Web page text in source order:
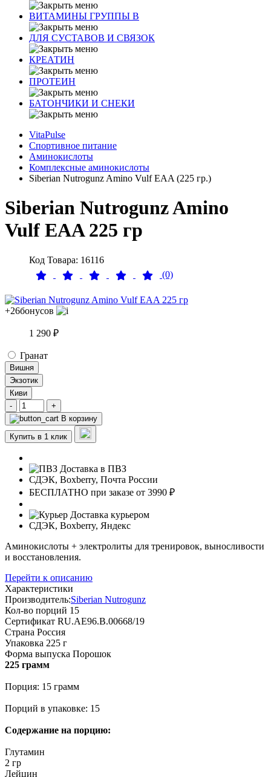
ВИТАМИНЫ ГРУППЫ В
ДЛЯ СУСТАВОВ И СВЯЗОК
КРЕАТИН
ПРОТЕИН
БАТОНЧИКИ И СНЕКИ
VitaPulse
Спортивное питание
Аминокислоты
Комплексные аминокислоты
Siberian Nutrogunz Amino Vulf EAA (225 гр.)
Siberian Nutrogunz Amino
Vulf EAA 225 гр
Код Товара: 16116
(0)
+26бонусов
1 290 ₽
Гранат
Вишня
Экзотик
Киви
-
+
В корзину
Купить в 1 клик
Доставка в ПВЗ
СДЭК, Boxberry, Почта России
БЕСПЛАТНО при заказе от 3990 ₽
Доставка курьером
СДЭК, Boxberry, Яндекс
Аминокислоты + электролиты для тренировок, выносливости
и восстановления.
Перейти к описанию
Характеристики
Производитель:Siberian Nutrogunz
Кол-во порций 15
Сертификат RU.АЕ96.В.00668/19
Страна Россия
Упаковка 225 г
Форма выпуска Порошок
225 грамм
Порция: 15 грамм
Порций в упаковке: 15
Содержание на порцию:
Глутамин
2 гр
Лейцин